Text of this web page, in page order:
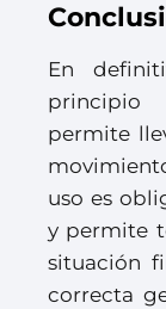
En
principio
permite
uso es
y permite
situación
correcta